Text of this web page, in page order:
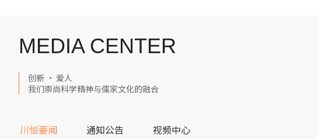
MEDIA CENTER
创新 · 爱人
我们崇尚科学精神与儒家文化的融合
川恒要闻 通知公告 视频中心